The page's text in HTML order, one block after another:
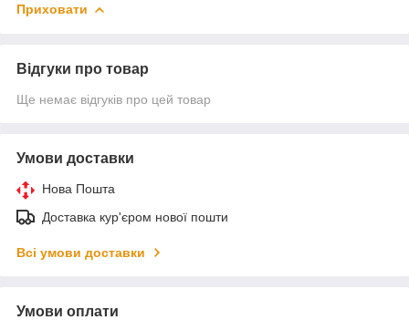
Приховати
Відгуки про товар
Ще немає відгуків про цей товар
Умови доставки
Нова Пошта
Доставка кур'єром нової пошти
Всі умови доставки
Умови оплати